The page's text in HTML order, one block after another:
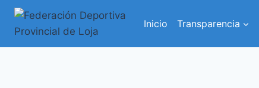
Saltar
Inicio Transparencia